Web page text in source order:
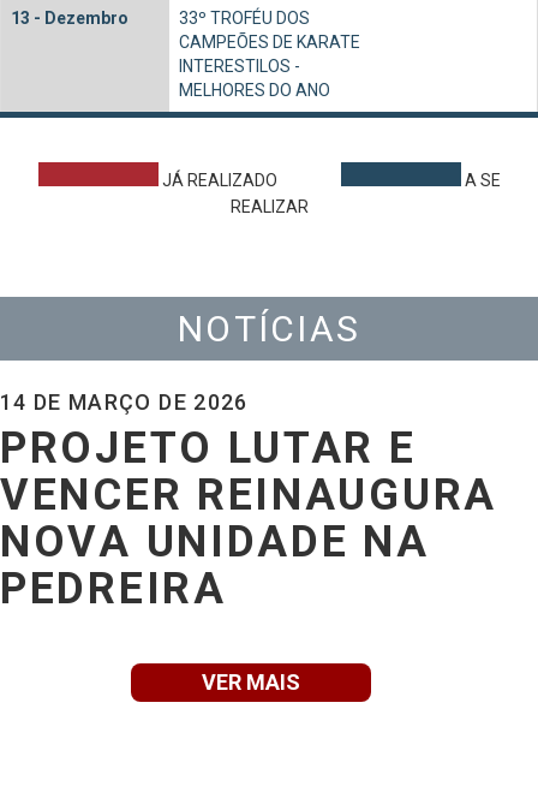
13 - Dezembro
33º TROFÉU DOS
CAMPEÕES DE KARATE
INTERESTILOS -
MELHORES DO ANO
JÁ REALIZADO
A SE
REALIZAR
NOTÍCIAS
14 DE MARÇO DE 2026
PROJETO LUTAR E
VENCER REINAUGURA
NOVA UNIDADE NA
PEDREIRA
VER MAIS